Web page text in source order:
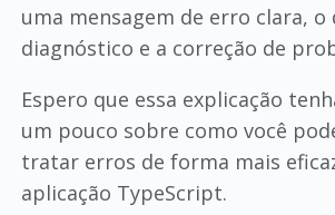
uma mensagem de erro clara,
diagnóstico e a correção de
Espero que essa explicação
um pouco sobre como você
tratar erros de forma mais
aplicação TypeScript.